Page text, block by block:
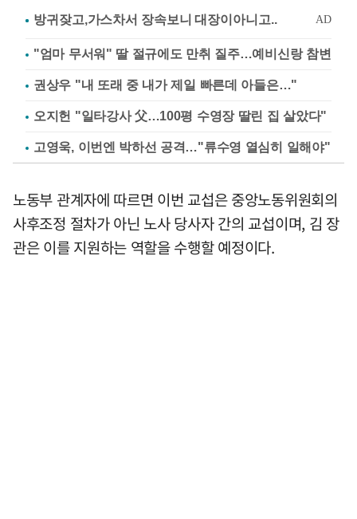
"엄마 무서워" 딸 절규에도 만취 질주…예비신랑 참변
권상우 "내 또래 중 내가 제일 빠른데 아들은…"
오지헌 "일타강사 父…100평 수영장 딸린 집 살았다"
고영욱, 이번엔 박하선 공격…"류수영 열심히 일해야"
노동부 관계자에 따르면 이번 교섭은 중앙노동위원회의
사후조정 절차가 아닌 노사 당사자 간의 교섭이며, 김 장
관은 이를 지원하는 역할을 수행할 예정이다.